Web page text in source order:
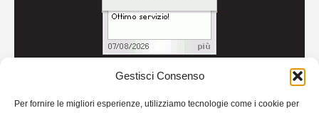
Gestisci Consenso
Per fornire le migliori esperienze, utilizziamo tecnologie come i cookie per
Credits